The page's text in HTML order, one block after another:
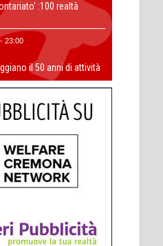
:100 realtà
23:00
il 50 anni di attività